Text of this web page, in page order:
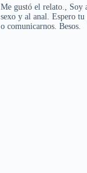
Me gustó el relato., Soy
sexo y al anal. Espero
o comunicarnos. Besos.